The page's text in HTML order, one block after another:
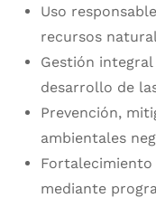
Uso
recursos
Gestión
desarrollo de
Prevención,
ambientales
mediante